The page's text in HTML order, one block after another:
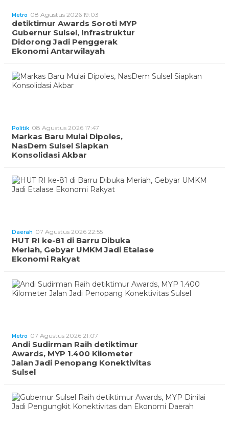
Metro 08 Agustus 2026 19:03
detiktimur Awards Soroti MYP
Gubernur Sulsel, Infrastruktur
Didorong Jadi Penggerak
Ekonomi Antarwilayah
Politik 08 Agustus 2026 17:47
Markas Baru Mulai Dipoles,
NasDem Sulsel Siapkan
Konsolidasi Akbar
Daerah 07 Agustus 2026 22:55
HUT RI ke-81 di Barru Dibuka
Meriah, Gebyar UMKM Jadi Etalase
Ekonomi Rakyat
Metro 07 Agustus 2026 21:07
Andi Sudirman Raih detiktimur
Awards, MYP 1.400 Kilometer
Jalan Jadi Penopang Konektivitas
Sulsel